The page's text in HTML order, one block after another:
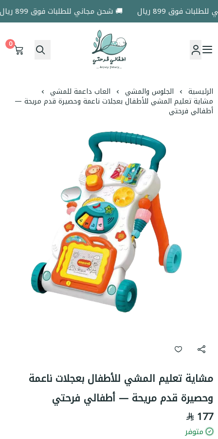
فوق 899 ريال 🚚 شحن مجاني للطلبات فوق 899 ريال
اطفالي فرحتي
0
الرئيسية الجلوس والمشي العاب داعمة للمشي
مشاية تعليم المشي للأطفال بعجلات ناعمة وحصيرة قدم مريحة —
أطفالي فرحتي
مشاية تعليم المشي للأطفال بعجلات ناعمة
وحصيرة قدم مريحة — أطفالي فرحتي
177
متوفر